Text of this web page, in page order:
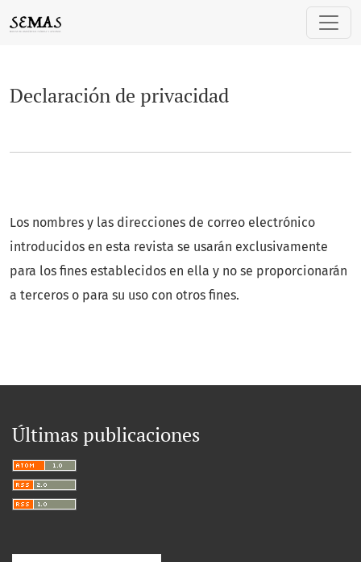
Declaración de privacidad
Los nombres y las direcciones de correo electrónico
introducidos en esta revista se usarán exclusivamente
para los fines establecidos en ella y no se proporcionarán
a terceros o para su uso con otros fines.
Últimas publicaciones